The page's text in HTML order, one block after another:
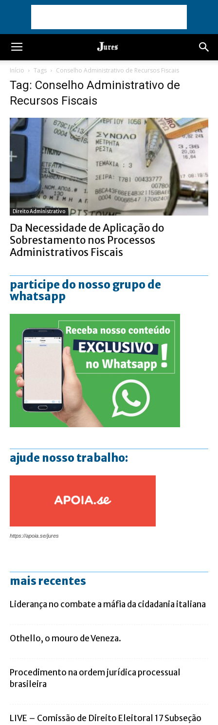
Início Tags Conselho Administrativo de Recursos Fiscais
Tag: Conselho Administrativo de
Recursos Fiscais
Direito Administrativo
Da Necessidade de Aplicação do
Sobrestamento nos Processos
Administrativos Fiscais
participe do nosso grupo de
whatsapp
ajude nosso trabalho:
https://apoia.se/jures
mais recentes
Liderança no combate a máfia da cidadania italiana
Othello, o mouro de Veneza.
Procedimento na ordem jurídica processual
brasileira
LIVE – Comissão de Direito Eleitoral 17 Subseção